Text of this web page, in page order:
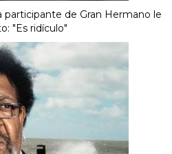
participante de Gran Hermano le
"Es ridículo"